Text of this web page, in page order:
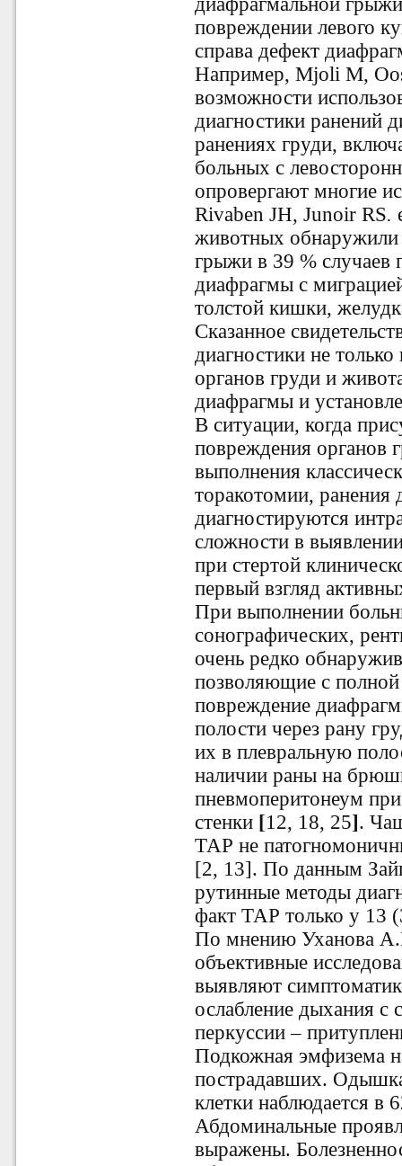
повреждении левого
справа дефект
Например, Mjoli M,
возможности
диагностики ранений
ранениях груди,
больных с
опровергают многие
Rivaben JH, Junoir RS.
животных
грыжи в 39 % случаев
диафрагмы с
толстой кишки,
Сказанное
диагностики не
органов груди и
диафрагмы и
В ситуации, когда
повреждения органов
выполнения
торакотомии, ранения
диагностируются
сложности в
при стертой
первый взгляд
При выполнении
сонографических,
очень редко
позволяющие с полной
повреждение
полости через рану
их в плевральную
наличии раны на
пневмоперитонеум
стенки [12, 18, 25].
ТАР не
[2, 13]. По данным
рутинные методы
факт ТАР только у 13
По мнению Уханова
объективные
выявляют
ослабление дыхания с
перкуссии –
Подкожная эмфизема
пострадавших.
клетки наблюдается в
Абдоминальные
выражены.